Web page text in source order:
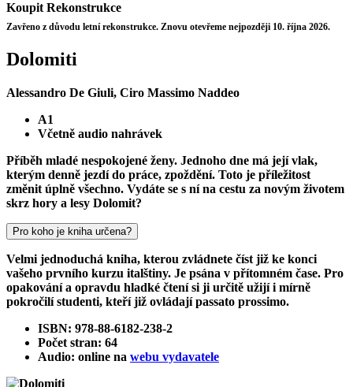
Koupit Rekonstrukce
Zavřeno z důvodu letní rekonstrukce. Znovu otevřeme nejpozději 10. října 2026.
Dolomiti
Alessandro De Giuli, Ciro Massimo Naddeo
A1
Včetně audio nahrávek
Příběh mladé nespokojené ženy. Jednoho dne má její vlak,
kterým denně jezdí do práce, zpoždění. Toto je příležitost
změnit úplně všechno. Vydáte se s ní na cestu za novým životem
skrz hory a lesy Dolomit?
Pro koho je kniha určena?
Velmi jednoduchá kniha, kterou zvládnete číst již ke konci
vašeho prvního kurzu italštiny. Je psána v přítomném čase. Pro
opakování a opravdu hladké čtení si ji určitě užijí i mírně
pokročilí studenti, kteří již ovládají passato prossimo.
ISBN: 978-88-6182-238-2
Počet stran: 64
Audio: online na webu vydavatele